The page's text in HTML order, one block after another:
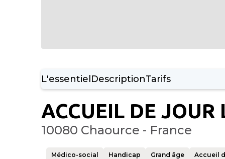
L'essentielDescriptionTarifs
ACCUEIL DE JOUR
10080 Chaource - France
Médico-social Handicap Grand âge Accueil